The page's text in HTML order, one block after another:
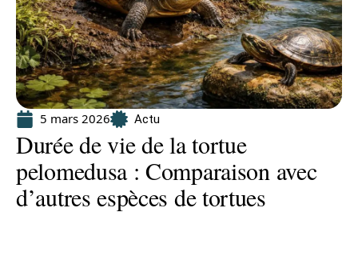
5 mars 2026 Actu
Durée de vie de la tortue
pelomedusa : Comparaison avec
d’autres espèces de tortues